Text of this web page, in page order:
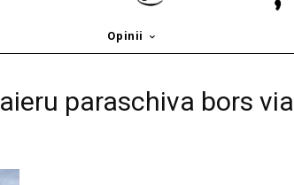
Opinii
paraschiva bors via